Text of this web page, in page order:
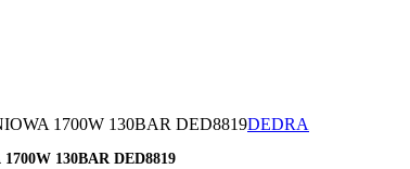
DEDRA
130BAR DED8819